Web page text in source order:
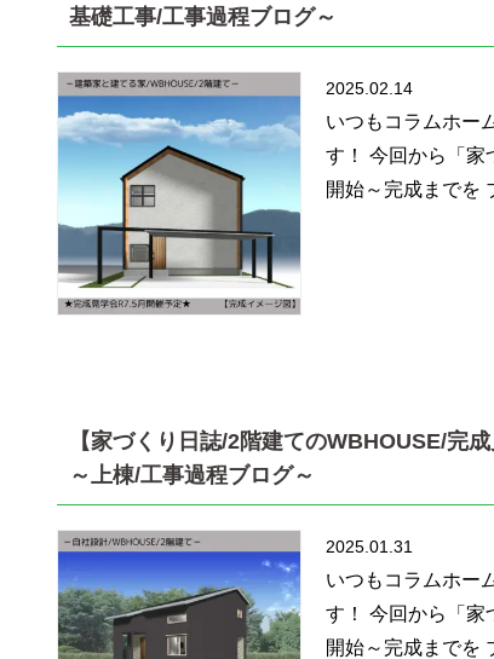
基礎工事/工事過程ブログ～
2025.02.14
いつもコラムホー
す！ 今回から「家
開始～完成までを
【家づくり日誌/2階建てのWBHOUSE/
～上棟/工事過程ブログ～
2025.01.31
いつもコラムホー
す！ 今回から「家
開始～完成までを